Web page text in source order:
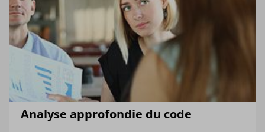
Analyse approfondie du code